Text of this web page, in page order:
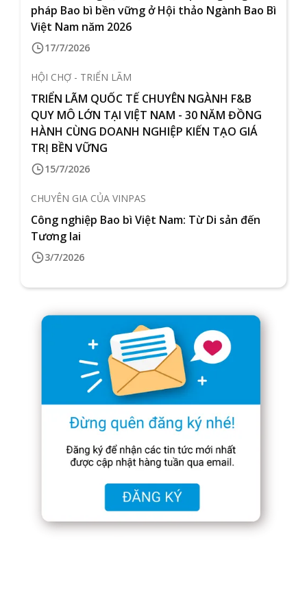
pháp Bao bì bền vững ở Hội thảo Ngành Bao Bì
Việt Nam năm 2026
17/7/2026
HỘI CHỢ - TRIỂN LÃM
TRIỂN LÃM QUỐC TẾ CHUYÊN NGÀNH F&B
QUY MÔ LỚN TẠI VIỆT NAM - 30 NĂM ĐỒNG
HÀNH CÙNG DOANH NGHIỆP KIẾN TẠO GIÁ
TRỊ BỀN VỮNG
15/7/2026
CHUYÊN GIA CỦA VINPAS
Công nghiệp Bao bì Việt Nam: Từ Di sản đến
Tương lai
3/7/2026